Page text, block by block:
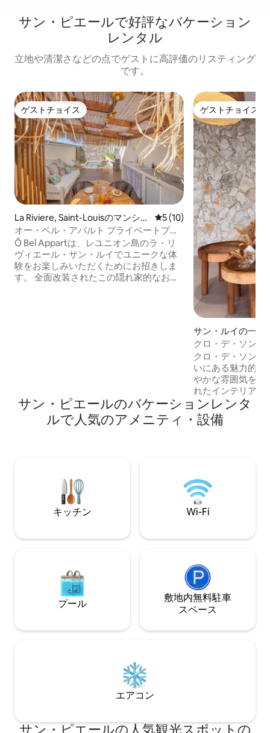
サン・ピエールで好評なバケーション
レンタル
立地や清潔さなどの点でゲストに高評価のリスティング
です。
ゲストチョイス
ゲストチョイス
La Riviere, Saint-Louisのマンショ
ン・アパート
レビュー10件、5つ星中5つ
5 (10)
オー・ベル・アパルト プライベートプー
ル付き ラ・リヴィエール・サン・ルイ
Ô Bel Appartは、レユニオン島のラ・リ
ヴィエール・サン・ルイでユニークな体
験をお楽しみいただくためにお招きしま
す。 全面改装されたこの隠れ家的なお部
ゲストチョイス
ゲストチョイス
サン・ルイの一軒
クロ・デ・ソンジ
クロ・デ・ソンジ
いにある魅力的な
やかな雰囲気を提
れたインテリアは
さとクレオール
させ、他では味
をお届けします
ー、日常からの脱
に考え抜かれた、
ある空間です。
サン・ピエールのバケーションレンタ
ルで人気のアメニティ・設備
キッチン Wi-Fi
プール
敷地内無料駐⁠車
ス⁠ペ⁠ー⁠ス
エアコン